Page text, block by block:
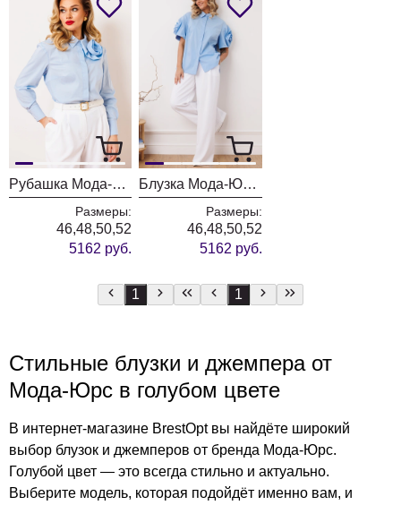
Рубашка Мода-Юрс 2913BL голубой
Размеры:
46,48,50,52
5162 руб.
Блузка Мода-Юрс 2916bl голубой
Размеры:
46,48,50,52
5162 руб.
1 1
Стильные блузки и джемпера от
Мода-Юрс в голубом цвете
В интернет-магазине BrestOpt вы найдёте широкий
выбор блузок и джемперов от бренда Мода-Юрс.
Голубой цвет — это всегда стильно и актуально.
Выберите модель, которая подойдёт именно вам, и